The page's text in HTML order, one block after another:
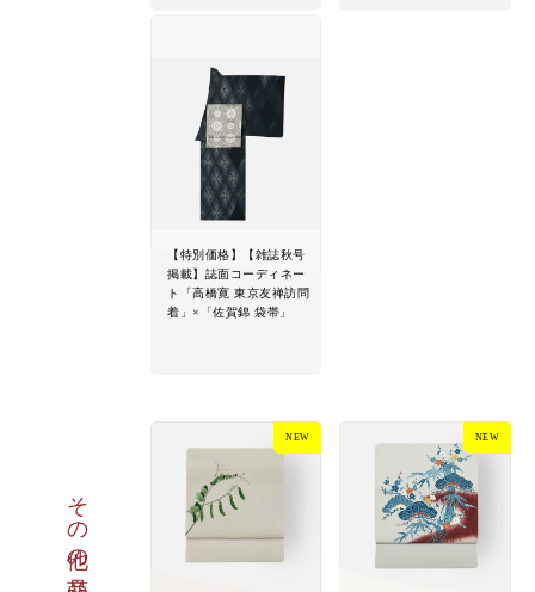
【特別価格】【雑誌秋号
掲載】誌面コーディネー
ト「高橋寛 東京友禅訪問
着」×「佐賀錦 袋帯」
その他の商品
NEW NEW